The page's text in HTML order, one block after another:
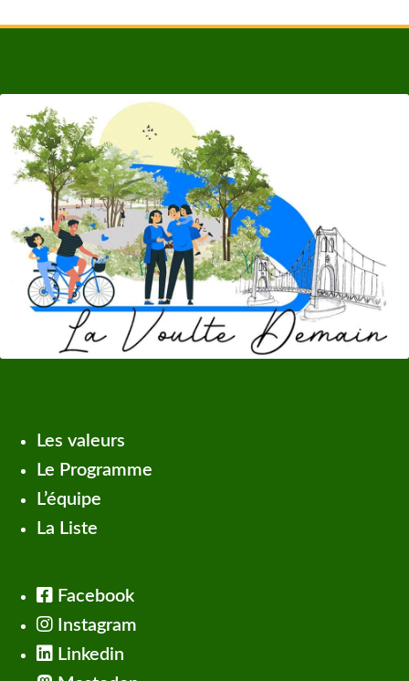
Les valeurs
Le Programme
L’équipe
La Liste
Facebook
Instagram
Linkedin